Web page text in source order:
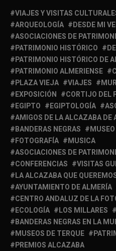
VIAJES Y VISITAS
ARQUEOLOGÍA
DESDE MI
ASOCIACIONES DE
PATRIMONIO HISTÓRICO
PATRIMONIO HISTÓRICO DE
PATRIMONIO ALMERIENSE
PLAZA VIEJA
VIAJES
EXPOSICIÓN
CORTIJO DEL
EGIPTO
EGIPTOLOGÍA
AMIGOS DE LA ALCAZABA DE
BANDERAS NEGRAS
FOTOGRAFÍA
MUSICA
ASOCIACIONES DE
CONFERENCIAS
VISITAS
LA ALCAZABA QUE
AYUNTAMIENTO DE ALMERÍA
CENTRO ANDALUZ DE LA
ECOLOGÍA
LOS MILLARES
BANDERAS NEGRAS EN LA
MUSEOS DE TERQUE
PREMIOS ALCAZABA